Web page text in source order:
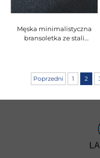
Męska minimalistyczna
bransoletka ze stali
grawerowanie
Poprzedni 1 2